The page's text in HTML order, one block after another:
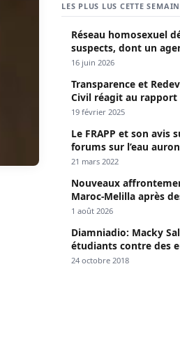
LES PLUS LUS CETTE
Réseau homosexuel
suspects, dont un
Keur Massar ; l’un
16 juin 2026
Transparence et
Civil réagit au rapport
comptes
19 février 2025
Le FRAPP et son avis
forums sur l’eau
Dakar »
21 mars 2022
Nouveaux
Maroc-Melilla après
passage
1 août 2026
Diamniadio: Macky
étudiants contre des
menace
24 octobre 2018